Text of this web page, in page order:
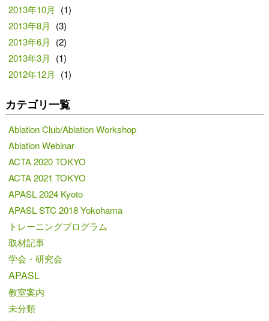
2013年10月
(1)
2013年8月
(3)
2013年6月
(2)
2013年3月
(1)
2012年12月
(1)
カテゴリ一覧
Ablation Club/Ablation Workshop
Ablation Webinar
ACTA 2020 TOKYO
ACTA 2021 TOKYO
APASL 2024 Kyoto
APASL STC 2018 Yokohama
トレーニングプログラム
取材記事
学会・研究会
APASL
教室案内
未分類